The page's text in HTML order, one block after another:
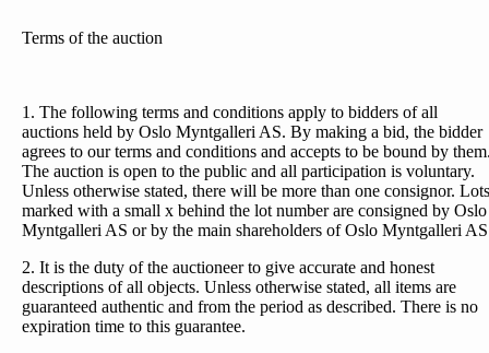
Terms of the auction
1. The following terms and conditions apply to bidders of all
auctions held by Oslo Myntgalleri AS. By making a bid, the bidder
agrees to our terms and conditions and accepts to be bound by
The auction is open to the public and all participation is voluntary.
Unless otherwise stated, there will be more than one consignor. Lots
marked with a small x behind the lot number are consigned by Oslo
Myntgalleri AS or by the main shareholders of Oslo Myntgalleri
2. It is the duty of the auctioneer to give accurate and honest
descriptions of all objects. Unless otherwise stated, all items are
guaranteed authentic and from the period as described. There is no
expiration time to this guarantee.